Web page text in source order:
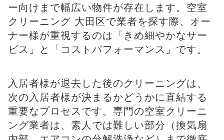
ー向けまで幅広い物件が存在します。空室
クリーニング 大田区で業者を探す際、オー
ナー様が重視するのは「きめ細やかなサー
ビス」と「コストパフォーマンス」です。
入居者様が退去した後のクリーニングは、
次の入居者様が決まるかどうかに直結する
重要なプロセスです。専門の空室クリーニ
ング業者は、素人では難しい部分（換気扇